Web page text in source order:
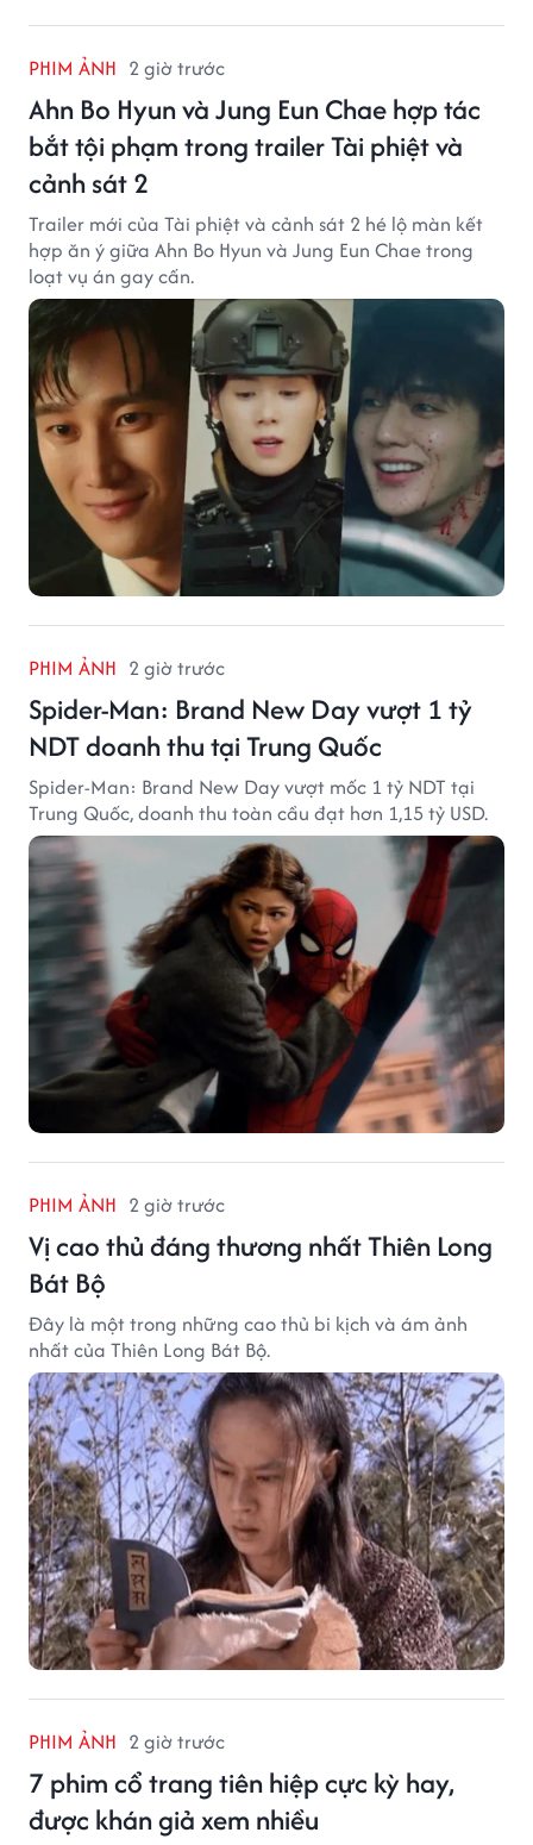
PHIM ẢNH 2 giờ trước
Ahn Bo Hyun và Jung Eun Chae hợp tác
bắt tội phạm trong trailer Tài phiệt và
cảnh sát 2
Trailer mới của Tài phiệt và cảnh sát 2 hé lộ màn kết
hợp ăn ý giữa Ahn Bo Hyun và Jung Eun Chae trong
loạt vụ án gay cấn.
PHIM ẢNH 2 giờ trước
Spider-Man: Brand New Day vượt 1 tỷ
NDT doanh thu tại Trung Quốc
Spider-Man: Brand New Day vượt mốc 1 tỷ NDT tại
Trung Quốc, doanh thu toàn cầu đạt hơn 1,15 tỷ USD.
PHIM ẢNH 2 giờ trước
Vị cao thủ đáng thương nhất Thiên Long
Bát Bộ
Đây là một trong những cao thủ bi kịch và ám ảnh
nhất của Thiên Long Bát Bộ.
PHIM ẢNH 2 giờ trước
7 phim cổ trang tiên hiệp cực kỳ hay,
được khán giả xem nhiều